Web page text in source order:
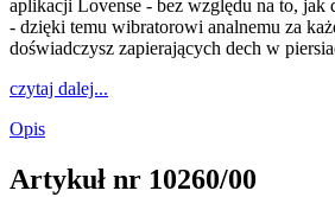
aplikacji Lovense - bez względu na to, jak
- dzięki temu wibratorowi analnemu za
doświadczysz zapierających dech w
czytaj dalej...
Opis
Artykuł nr 10260/00